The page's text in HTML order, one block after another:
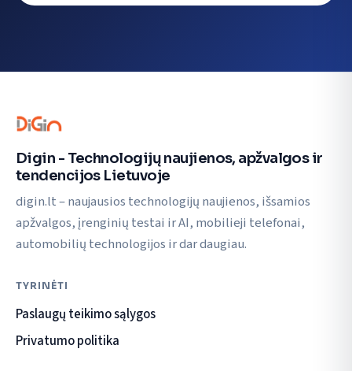
Digin - Technologijų naujienos, apžvalgos ir
tendencijos Lietuvoje
digin.lt – naujausios technologijų naujienos, išsamios
apžvalgos, įrenginių testai ir AI, mobilieji telefonai,
automobilių technologijos ir dar daugiau.
TYRINĖTI
Paslaugų teikimo sąlygos
Privatumo politika